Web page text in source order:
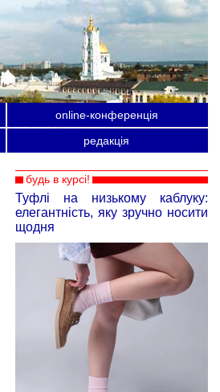
online-конференція
редакція
будь в курсі!
Туфлі на низькому каблуку:
елегантність, яку зручно носити
щодня